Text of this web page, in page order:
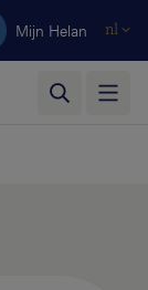
Mijn Helan nl